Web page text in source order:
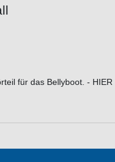
für das Bellyboot. - HIER